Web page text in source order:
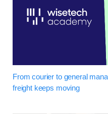
From courier to general
freight keeps moving